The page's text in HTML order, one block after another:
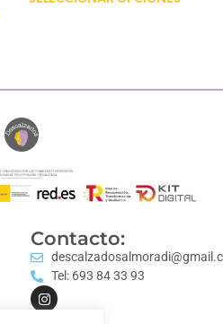
Contacto:
Tel: 693 84 33 93